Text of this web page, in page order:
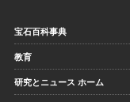
宝石百科事典
教育
研究とニュース ホーム